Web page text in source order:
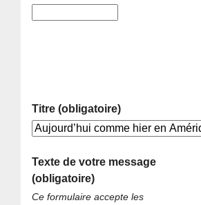
Titre (obligatoire)
Texte de votre message
(obligatoire)
Ce formulaire accepte les